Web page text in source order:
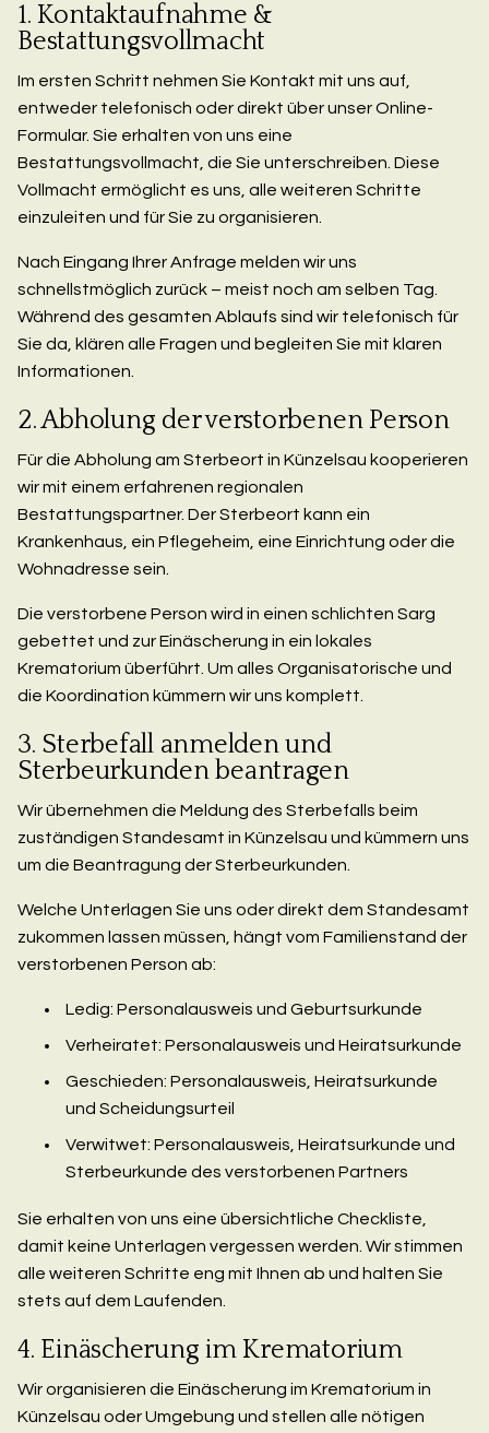
1. Kontaktaufnahme &
Bestattungsvollmacht
Im ersten Schritt nehmen Sie Kontakt mit uns auf,
entweder telefonisch oder direkt über unser Online-
Formular. Sie erhalten von uns eine
Bestattungsvollmacht, die Sie unterschreiben. Diese
Vollmacht ermöglicht es uns, alle weiteren Schritte
einzuleiten und für Sie zu organisieren.
Nach Eingang Ihrer Anfrage melden wir uns
schnellstmöglich zurück – meist noch am selben Tag.
Während des gesamten Ablaufs sind wir telefonisch für
Sie da, klären alle Fragen und begleiten Sie mit klaren
Informationen.
2. Abholung der verstorbenen Person
Für die Abholung am Sterbeort in Künzelsau kooperieren
wir mit einem erfahrenen regionalen
Bestattungspartner. Der Sterbeort kann ein
Krankenhaus, ein Pflegeheim, eine Einrichtung oder die
Wohnadresse sein.
Die verstorbene Person wird in einen schlichten Sarg
gebettet und zur Einäscherung in ein lokales
Krematorium überführt. Um alles Organisatorische und
die Koordination kümmern wir uns komplett.
3. Sterbefall anmelden und
Sterbeurkunden beantragen
Wir übernehmen die Meldung des Sterbefalls beim
zuständigen Standesamt in Künzelsau und kümmern uns
um die Beantragung der Sterbeurkunden.
Welche Unterlagen Sie uns oder direkt dem Standesamt
zukommen lassen müssen, hängt vom Familienstand der
verstorbenen Person ab:
Ledig: Personalausweis und Geburtsurkunde
Verheiratet: Personalausweis und Heiratsurkunde
Geschieden: Personalausweis, Heiratsurkunde
und Scheidungsurteil
Verwitwet: Personalausweis, Heiratsurkunde und
Sterbeurkunde des verstorbenen Partners
Sie erhalten von uns eine übersichtliche Checkliste,
damit keine Unterlagen vergessen werden. Wir stimmen
alle weiteren Schritte eng mit Ihnen ab und halten Sie
stets auf dem Laufenden.
4. Einäscherung im Krematorium
Wir organisieren die Einäscherung im Krematorium in
Künzelsau oder Umgebung und stellen alle nötigen